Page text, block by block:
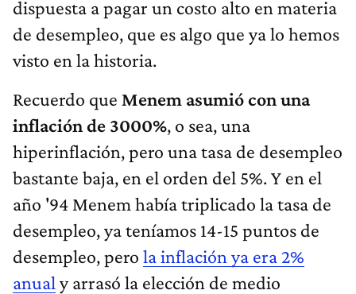
dispuesta a pagar un costo alto en materia
de desempleo, que es algo que ya lo hemos
visto en la historia.
Recuerdo que Menem asumió con una
inflación de 3000%, o sea, una
hiperinflación, pero una tasa de desempleo
bastante baja, en el orden del 5%. Y en el
año '94 Menem había triplicado la tasa de
desempleo, ya teníamos 14-15 puntos de
desempleo, pero la inflación ya era 2%
anual y arrasó la elección de medio